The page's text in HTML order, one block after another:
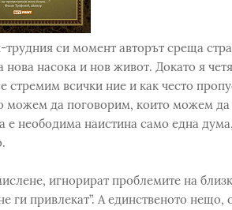
си момент авторът среща
насока и нов живот. Докато я
стремим всички ние и как често
можем да поговорим, които можем да
е неободима наистина само една
игнорират проблемите на
ги привлекат”. А единственото нещо,